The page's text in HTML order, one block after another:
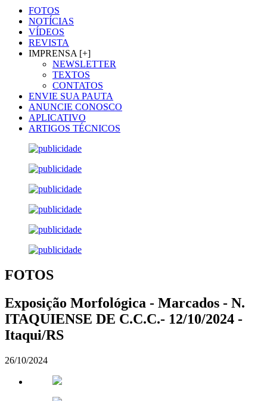
FOTOS
NOTÍCIAS
VÍDEOS
REVISTA
IMPRENSA [+]
NEWSLETTER
TEXTOS
CONTATOS
ENVIE SUA PAUTA
ANUNCIE CONOSCO
APLICATIVO
ARTIGOS TÉCNICOS
FOTOS
Exposição Morfológica - Marcados - N.
ITAQUIENSE DE C.C.C.- 12/10/2024 -
Itaqui/RS
26/10/2024